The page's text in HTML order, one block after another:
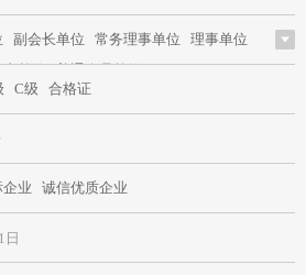
副会长单位 常务理事单位
理事单位
事单位 普通会员单位
C级 合格证
业 诚信优质企业